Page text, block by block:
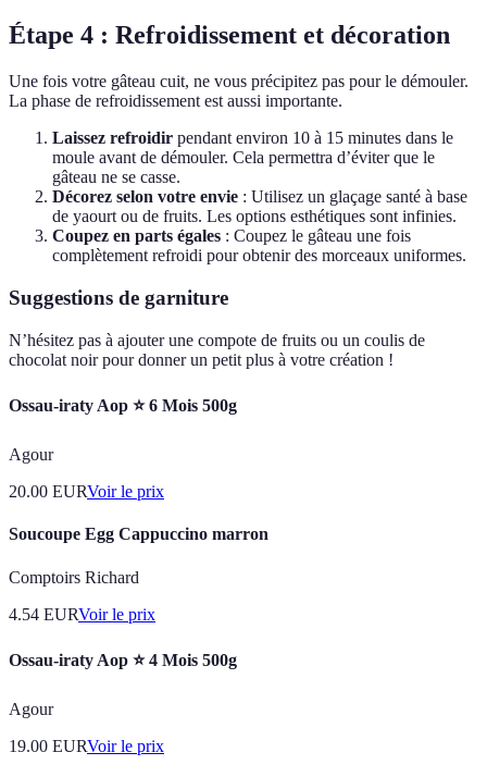
Étape 4 : Refroidissement et décoration
Une fois votre gâteau cuit, ne vous précipitez pas pour le démouler.
La phase de refroidissement est aussi importante.
Laissez refroidir pendant environ 10 à 15 minutes dans le
moule avant de démouler. Cela permettra d’éviter que le
gâteau ne se casse.
Décorez selon votre envie : Utilisez un glaçage santé à base
de yaourt ou de fruits. Les options esthétiques sont infinies.
Coupez en parts égales : Coupez le gâteau une fois
complètement refroidi pour obtenir des morceaux uniformes.
Suggestions de garniture
N’hésitez pas à ajouter une compote de fruits ou un coulis de
chocolat noir pour donner un petit plus à votre création !
Ossau-iraty Aop ⭐ 6 Mois 500g
Agour
20.00 EURVoir le prix
Soucoupe Egg Cappuccino marron
Comptoirs Richard
4.54 EURVoir le prix
Ossau-iraty Aop ⭐ 4 Mois 500g
Agour
19.00 EURVoir le prix